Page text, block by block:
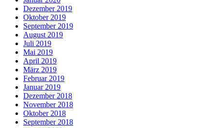
Dezember 2019
Oktober 2019
September 2019
August 2019
Juli 2019
Mai 2019
April 2019
März 2019
Februar 2019
Januar 2019
Dezember 2018
November 2018
Oktober 2018
September 2018